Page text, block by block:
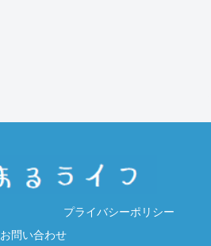
プライバシーポリシー
お問い合わせ